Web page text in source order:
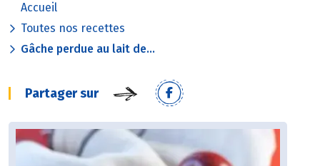
Accueil
Toutes nos recettes
Gâche perdue au lait de...
Partager sur